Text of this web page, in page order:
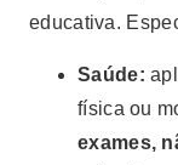
educativa.
Saúde:
física ou
exames,